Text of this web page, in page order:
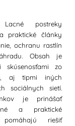
postreky
praktické články
ochranu rastlín
Obsah je
skúsenosťami zo
aj tipmi iných
sociálnych sietí.
je prinášať
a praktické
riešiť